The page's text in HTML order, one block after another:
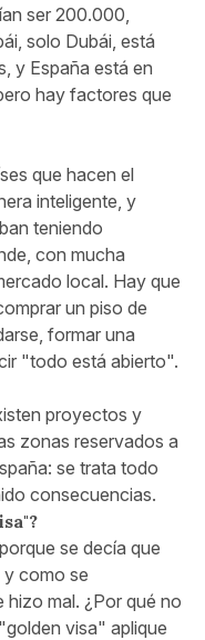
ser 200.000,
solo Dubái, está
y España está en
hay factores que
que hacen el
inteligente, y
teniendo
con mucha
local. Hay que
un piso de
formar una
"todo está abierto".
proyectos y
zonas reservados a
se trata todo
consecuencias.
se decía que
y como se
hizo mal. ¿Por qué no
visa" aplique